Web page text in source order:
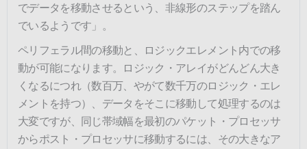
でデータを移動させるという、非線形のステップを踏ん
でいるようです」。
ペリフェラル間の移動と、ロジックエレメント内での移
動が可能になります。ロジック・アレイがどんどん大き
くなるにつれ（数百万、やがて数千万のロジック・エレ
メントを持つ）、データをそこに移動して処理するのは
大変ですが、同じ帯域幅を最初のパケット・プロセッサ
からポスト・プロセッサに移動するには、その大きなア